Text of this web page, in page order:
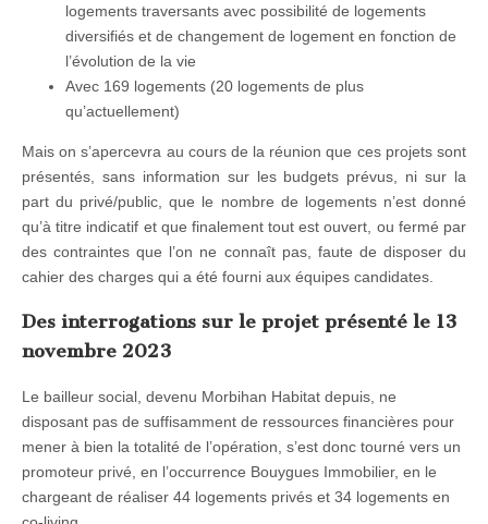
logements traversants avec possibilité de logements
diversifiés et de changement de logement en fonction de
l’évolution de la vie
Avec 169 logements (20 logements de plus
qu’actuellement)
Mais on s’apercevra au cours de la réunion que ces projets sont
présentés, sans information sur les budgets prévus, ni sur la
part du privé/public, que le nombre de logements n’est donné
qu’à titre indicatif et que finalement tout est ouvert, ou fermé par
des contraintes que l’on ne connaît pas, faute de disposer du
cahier des charges qui a été fourni aux équipes candidates.
Des interrogations sur le projet présenté le 13
novembre 2023
Le bailleur social, devenu Morbihan Habitat depuis, ne
disposant pas de suffisamment de ressources financières pour
mener à bien la totalité de l’opération, s’est donc tourné vers un
promoteur privé, en l’occurrence Bouygues Immobilier, en le
chargeant de réaliser 44 logements privés et 34 logements en